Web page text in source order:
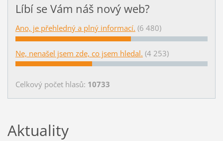
Líbí se Vám náš nový web?
Ano, je přehledný a plný informací. (6 480)
Ne, nenašel jsem zde, co jsem hledal. (4 253)
Celkový počet hlasů: 10733
Aktuality